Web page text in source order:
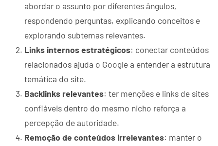
abordar o assunto por diferentes ângulos,
respondendo perguntas, explicando conceitos e
explorando subtemas relevantes.
Links internos estratégicos: conectar conteúdos
relacionados ajuda o Google a entender a estrutura
temática do site.
Backlinks relevantes: ter menções e links de sites
confiáveis dentro do mesmo nicho reforça a
percepção de autoridade.
Remoção de conteúdos irrelevantes: manter o